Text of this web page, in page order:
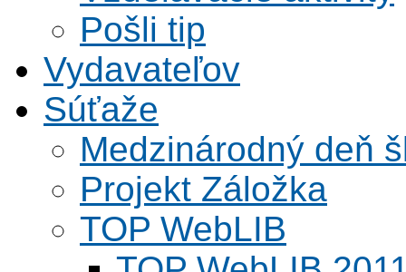
Pošli tip
Vydavateľov
Súťaže
Medzinárodný deň
Projekt Záložka
TOP WebLIB